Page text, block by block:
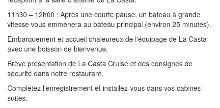
11h30 – 12h00 : Après une courte pause, un bateau à grande
vitesse vous emmènera au bateau principal (environ 25 minutes).
Embarquement et accueil chaleureux de l'équipage de La Casta
avec une boisson de bienvenue.
Brève présentation de La Casta Cruise et des consignes de
sécurité dans notre restaurant.
Complétez l'enregistrement et installez-vous dans vos cabines
suites.